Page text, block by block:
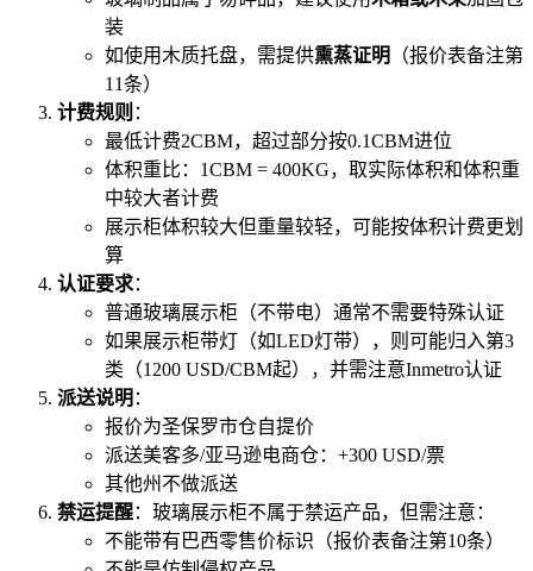
装
如使用木质托盘，需提供熏蒸证明
（报价表备注第
11条）
计费规则 ：
最低计费2CBM，超过部分按0.1CBM进位
体积重比：1CBM = 400KG，取实际体积和体积重
中较大者计费
展示柜体积较大但重量较轻，可能按体积计费更划
算
认证要求：
普通玻璃展示柜（不带电）通常不需要特殊认证
如果展示柜带灯（如LED灯带），则可能归入第3
类（1200 USD/CBM起），并需注意Inmetro认证
派送说明 ：
报价为圣保罗市仓自提价
派送美客多/亚马逊电商仓：+300 USD/票
其他州不做派送
禁运提醒：玻璃展示柜不属于禁运产品，但需注意：
不能带有巴西零售价标识（报价表备注第10条）